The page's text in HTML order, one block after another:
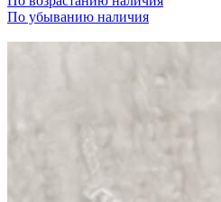
По убыванию наличия